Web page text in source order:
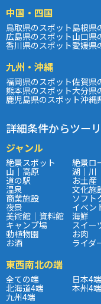
中国・四国
鳥取県のスポット島根県
広島県のスポット山口県
香川県のスポット愛媛県
九州・沖縄
福岡県のスポット佐賀県
熊本県のスポット大分県
鹿児島県のスポット沖縄
詳細条件からツー
ジャンル
絶景スポット 絶景ロ
山｜高原 湖｜川
道の駅 お土産
温泉 文化施
商業施設 ソフト
夜景 イベン
美術館｜資料館 海鮮
キャンプ場 スイー
動植物園 お肉
お酒 ライダ
東西南北の端
全ての端 日本4端
北海道4端 本州4端
九州4端